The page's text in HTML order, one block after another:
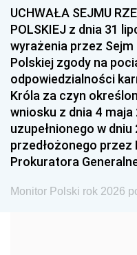
1996
1993
1990
1987
1984
1981
1978
1975
UCHWAŁA SEJMU
POLSKIEJ z dnia 31
wyrażenia przez
Polskiej zgody na
odpowiedzialności
Króla za czyn
wniosku z dnia 4 maja
uzupełnionego w dniu
przedłożonego przez
Prokuratora
Monitor Polski rok 2026